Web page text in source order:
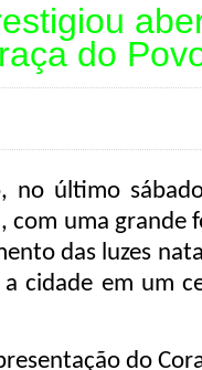
do
no último
, com uma grande
das luzes
cidade em um
do